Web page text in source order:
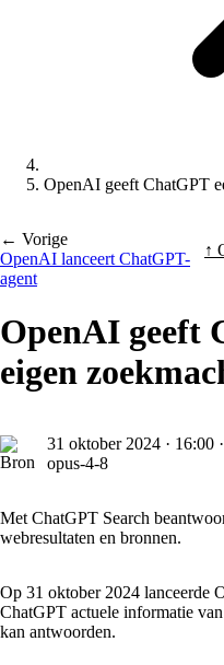
OpenAI geeft ChatGPT
← Vorige
OpenAI lanceert ChatGPT-
agent
↑
OpenAI geeft
eigen
31 oktober 2024 · 16:00
opus-4-8
Met ChatGPT Search
webresultaten en bronnen.
Op 31 oktober 2024 lanceerde
ChatGPT actuele informatie
kan antwoorden.